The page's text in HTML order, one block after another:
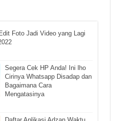
Foto Jadi Video yang Lagi
Segera Cek HP Anda! Ini lho
Cirinya Whatsapp Disadap dan
Bagaimana Cara
Mengatasinya